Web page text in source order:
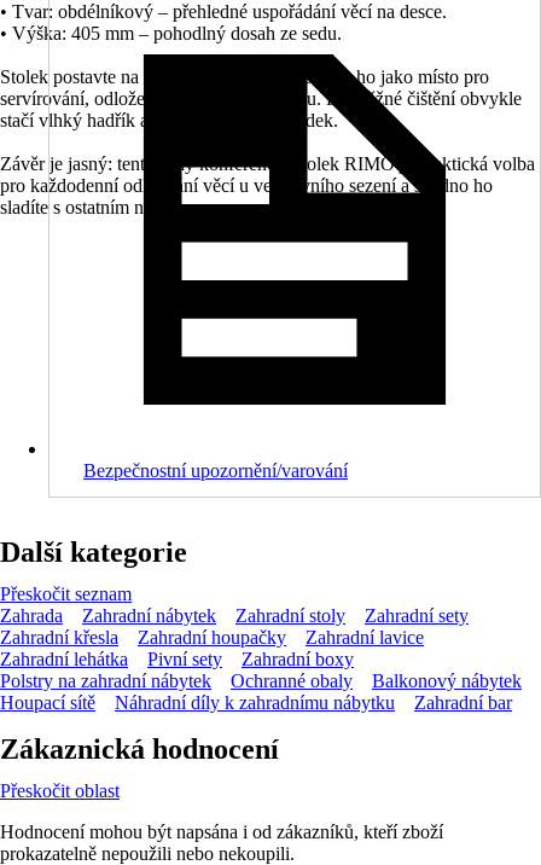
• Tvar: obdélníkový – přehledné uspořádání věcí na desce.
• Výška: 405 mm – pohodlný dosah ze sedu.
Stolek postavte na rovný podklad a používejte ho jako místo pro
servírování, odložení knihy nebo telefonu. Pro běžné čištění obvykle
stačí vlhký hadřík a jemný čisticí prostředek.
Závěr je jasný: tento šedý konferenční stolek RIMO je praktická volba
pro každodenní odkládání věcí u venkovního sezení a snadno ho
sladíte s ostatním nábytkem.
Bezpečnostní upozornění/varování
Další kategorie
Přeskočit seznam
Zahrada
Zahradní nábytek Zahradní stoly
Zahradní sety
Zahradní křesla
Zahradní houpačky
Zahradní lavice
Zahradní lehátka
Pivní sety
Zahradní boxy
Polstry na zahradní nábytek
Ochranné obaly
Balkonový nábytek
Houpací sítě
Náhradní díly k zahradnímu nábytku Zahradní bar
Zákaznická hodnocení
Přeskočit oblast
Hodnocení mohou být napsána i od zákazníků, kteří zboží
prokazatelně nepoužili nebo nekoupili.